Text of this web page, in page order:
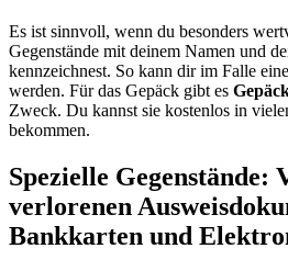
Es ist sinnvoll, wenn du besonders
Gegenstände mit deinem Namen und
kennzeichnest. So kann dir im Falle
werden. Für das Gepäck gibt es
Zweck. Du kannst sie kostenlos in
bekommen.
Spezielle Gegenstände:
verlorenen
Bankkarten und